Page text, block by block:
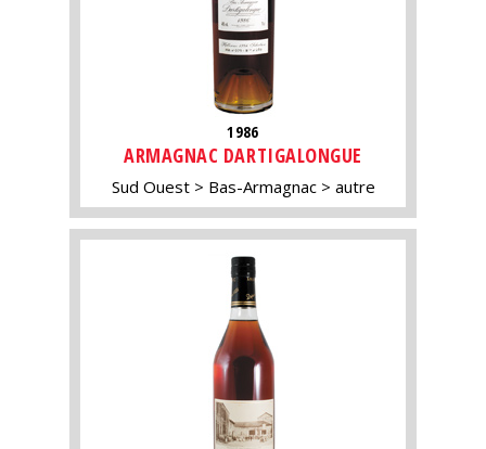
1986
ARMAGNAC DARTIGALONGUE
Sud Ouest Bas-Armagnac autre